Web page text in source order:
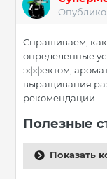
Спрашиваем,
определенные
эффектом,
выращивания
рекомендации.
Полезные
Показать